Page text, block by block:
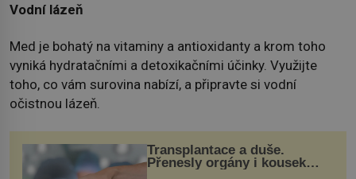
Vodní lázeň
Med je bohatý na vitaminy a antioxidanty a krom toho
vyniká hydratačními a detoxikačními účinky. Využijte
toho, co vám surovina nabízí, a připravte si vodní
očistnou lázeň.
Transplantace a duše.
Přenesly orgány i kousek